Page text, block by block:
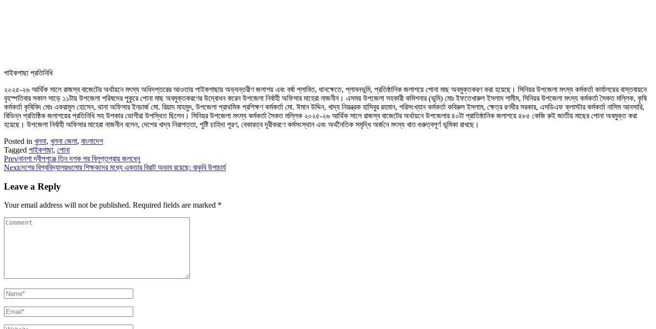
পাইকগাছা প্রতিনিধি
২০২৫-২৬ আর্থিক সালে রাজস্ব বাজেটের অর্থায়নে মৎস্য অধিদপ্তরের আওতায় পাইকগাছায় অভ্যন্তরীণ জলাশয় এবং বর্ষা প্লাবিত, ধানক্ষেতে, প্লাবনভূমি, প্রতিষ্ঠানিক জলাশয়ে পোনা মাছ অবমুক্তকরণ করা হয়েছে। সিনিয়র উপজেলা মৎস্য কর্মকর্তা কার্যালয়ের বাস্তবায়নে
বৃহস্পতিবার সকাল সাড়ে ১১টায় উপজেলা পরিষদের পুকুরে পোনা মাছ অবমুক্তকরণের উদ্বোধন করেন উপজেলা নির্বাহী অফিসার মাহেরা নাজনীন। এসময় উপজেলা সহকারী কমিশনার (ভূমি) মোঃ ইফতেখারুল ইসলাম শামীম, সিনিয়র উপজেলা মৎস্য কর্মকর্তা সৈকত মল্লিক, কৃষি
কর্মকর্তা কৃষিবিদ মোঃ একরামুল হোসেন, থানা অফিসার ইনচার্জ মো. রিয়াদ মাহমুদ, উপজেলা প্রাথমিক প্রশিক্ষণ কর্মকর্তা মো. ঈমান উদ্দিন, খাদ্য নিয়ন্ত্রক হাসিবুর রহমান, পরিসংখ্যান কর্মকর্তা কবিরুল ইসলাম, ক্ষেত্র রণধীর সরকার, এসডিএফ ক্লাস্টার কর্মকর্তা নাসিম আনসারি,
বিভিন্ন প্রতিষ্ঠিক জলাশয়ের প্রতিনিধি সহ উপকার ভোগীরা উপস্থিত ছিলেন। সিনিয়র উপজেলা মৎস্য কর্মকর্তা সৈকত মল্লিক ২০২৫-২৬ আর্থিক সালে রাজস্ব বাজেটের অর্থায়নে উপজেলার ৪০টা প্রাতিষ্ঠানিক জলাশয়ে ৪৮৫ কেজি রুই জাতীয় মাছের পোনা অবমুক্ত করা
হয়েছে। উপজেলা নির্বাহী অফিসার মাহেরা নাজনীন বলেন, দেশের খাদ্য নিরাপত্তা, পুষ্টি চাহিদা পূরণ, বেকারত্ব দূরীকরণে কর্মসংস্থান এবং অর্থনৈতিক সমৃদ্ধি অর্জনে মৎস্য খাত গুরুত্বপূর্ণ ভূমিকা রাখছে।
Posted in খুলনা, খুলনা জেলা, বাংলাদেশ
Tagged পাইকগাছা, পোনা
Prevনানশা দ্বীপপুঞ্জে তিন দশক পর বিলুপ্তপ্রায় জলধেনু
Nextদেশের বিশ্ববিদ্যালয়গুলোর শিক্ষকদের মধ্যে একতার বিরাট অভাব রয়েছে: বাকৃবি উপাচার্য
Leave a Reply
Your email address will not be published. Required fields are marked *